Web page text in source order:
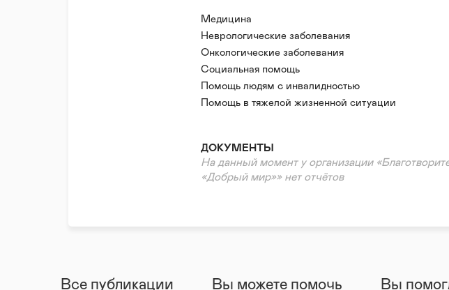
Медицина
Неврологические заболевания
Онкологические заболевания
Заболевания системы крови
Заболевания органов и систем
Сердечно-сосудистые заболевания
Социальная помощь
Помощь людям с инвалидностью
Помощь в тяжелой жизненной ситуации
Психологическая помощь
Правовая поддержка
ДОКУМЕНТЫ
На данный момент у организации
«Добрый мир»» нет отчётов
Все публикации Вы можете помочь Вы